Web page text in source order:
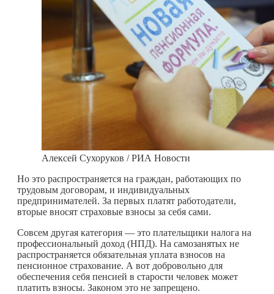
Алексей Сухоруков / РИА Новости
Но это распространяется на граждан, работающих по
трудовым договорам, и индивидуальных
предпринимателей. За первых платят работодатели,
вторые вносят страховые взносы за себя сами.
Совсем другая категория — это плательщики налога на
профессиональный доход (НПД). На самозанятых не
распространяется обязательная уплата взносов на
пенсионное страхование. А вот добровольно для
обеспечения себя пенсией в старости человек может
платить взносы. Законом это не запрещено.